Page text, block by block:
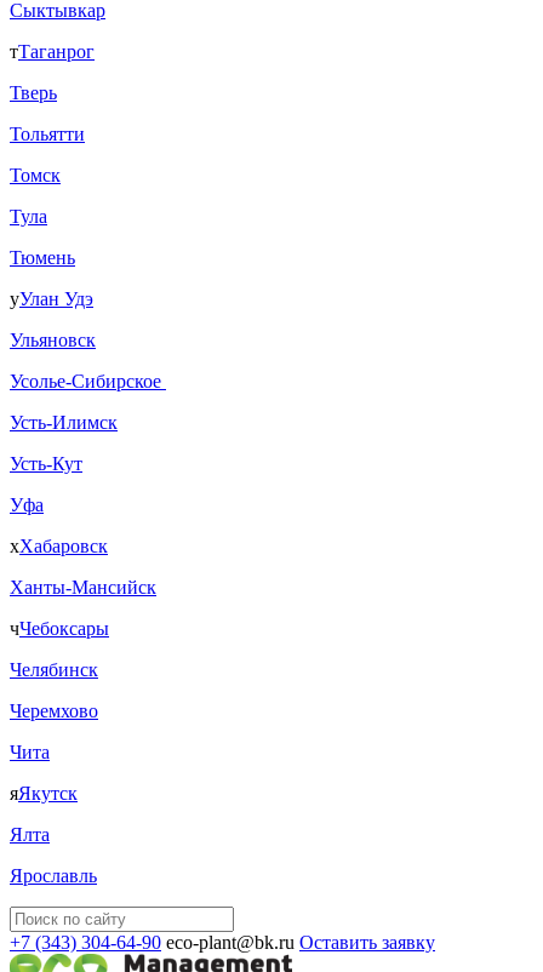
Сыктывкар
тТаганрог
Тверь
Тольятти
Томск
Тула
Тюмень
уУлан Удэ
Ульяновск
Усолье-Сибирское
Усть-Илимск
Усть-Кут
Уфа
хХабаровск
Ханты-Мансийск
чЧебоксары
Челябинск
Черемхово
Чита
яЯкутск
Ялта
Ярославль
+7 (343) 304-64-90 eco-plant@bk.ru Оставить заявку